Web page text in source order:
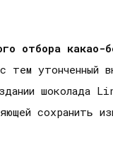
отбора какао-
тем
шоколада
сохранить